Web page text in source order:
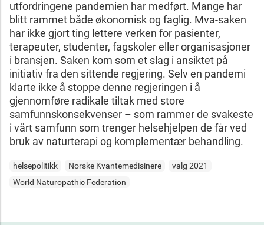
utfordringene pandemien har medført. Mange har
blitt rammet både økonomisk og faglig. Mva-saken
har ikke gjort ting lettere verken for pasienter,
terapeuter, studenter, fagskoler eller organisasjoner
i bransjen. Saken kom som et slag i ansiktet på
initiativ fra den sittende regjering. Selv en pandemi
klarte ikke å stoppe denne regjeringen i å
gjennomføre radikale tiltak med store
samfunnskonsekvenser – som rammer de svakeste
i vårt samfunn som trenger helsehjelpen de får ved
bruk av naturterapi og komplementær behandling.
helsepolitikk Norske Kvantemedisinere
valg 2021
World Naturopathic Federation